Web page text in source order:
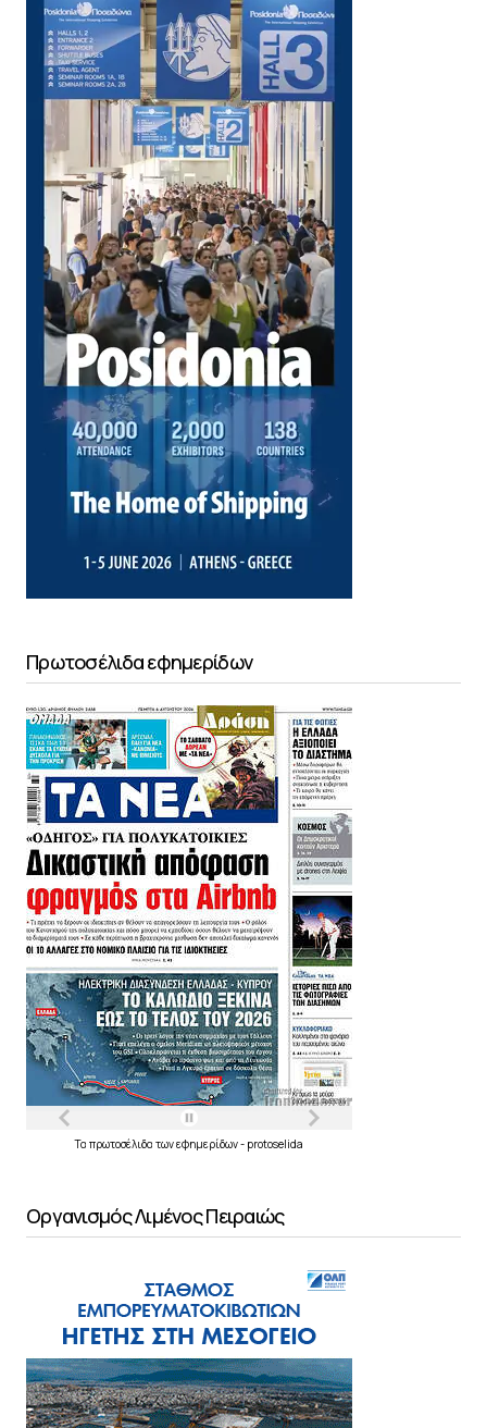
Πρωτοσέλιδα εφημερίδων
Τα πρωτοσέλιδα τωνεφημερίδων- protoselida
Οργανισμός Λιμένος Πειραιώς